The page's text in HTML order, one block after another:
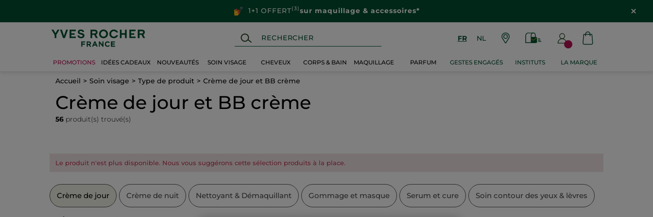
1+1 OFFERT(3)sur maquillage & accessoires*
FR NL
PROMOTIONS IDÉES CADEAUX NOUVEAUTÉS SOIN VISAGE CHEVEUX CORPS & BAIN MAQUILLAGE PARFUM GESTES ENGAGÉS INSTITUTS LA MARQUE
Accueil Soin visage Type de produit Crème de jour et BB crème
Crème de jour et BB crème
56 produit(s) trouvé(s)
Le produit n'est plus disponible. Nous vous suggérons cette sélection produits à la place.
Crème de jour Crème de nuit Nettoyant & Démaquillant Gommage et masque Serum et cure Soin contour des yeux & lèvres